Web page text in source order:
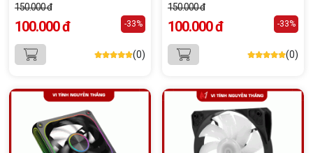
150.000 đ
100.000 đ -33%
(0)
150.000 đ
100.000 đ -33%
(0)